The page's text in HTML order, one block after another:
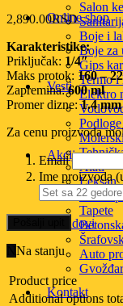
Salon
Boje i
Boje za
Gips
Termo i
Elektro
Alati
Leksan
HTZ
Tapete
Auto
Online shop
Vesti
Akcija
Brendovi
Kontakt
2,890.00RSD
Karakteristike:
Priključak: 1/4″
Maks protok: 160 –
Zapremina:600 ml
Promer dizne:1.4 mm
Za cenu proizvoda
Email
Ime proizvoda
Na stanju
Product price
Additional options